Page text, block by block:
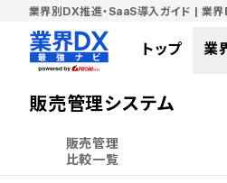
業界別DX推進・SaaS導入ガイド | 業
トップ 業
販売管理システム
販売管理
比較一覧